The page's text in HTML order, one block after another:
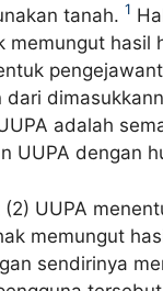
tanah. 1
memungut hasil
dari
adalah
UUPA dengan
UUPA
memungut
sendirinya